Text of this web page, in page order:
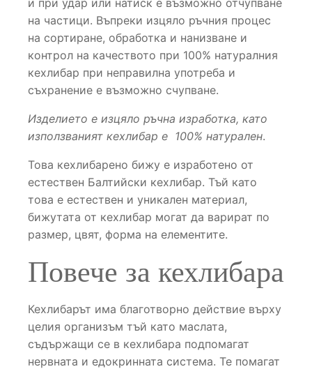
и при удар или натиск е възможно отчупване
на частици. Въпреки изцяло ръчния процес
на сортиране, обработка и нанизване и
контрол на качеството при 100% натуралния
кехлибар при неправилна употреба и
съхранение е възможно счупване.
Изделието е изцяло ръчна изработка, като
използваният кехлибар е 100% натурален.
Това кехлибарено бижу е изработено от
естествен Балтийски кехлибар. Тъй като
това е естествен и уникален материал,
бижутата от кехлибар могат да варират по
размер, цвят, форма на елементите.
Повече за кехлибара
Кехлибарът има благотворно действие върху
целия организъм тъй като маслата,
съдържащи се в кехлибара подпомагат
нервната и едокринната система. Те помагат